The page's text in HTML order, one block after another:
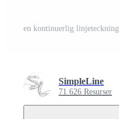
SimpleLine
71 626 Resurser